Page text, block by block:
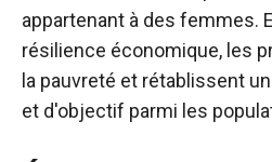
appartenant à des femmes.
résilience économique, les
la pauvreté et rétablissent
et d'objectif parmi les